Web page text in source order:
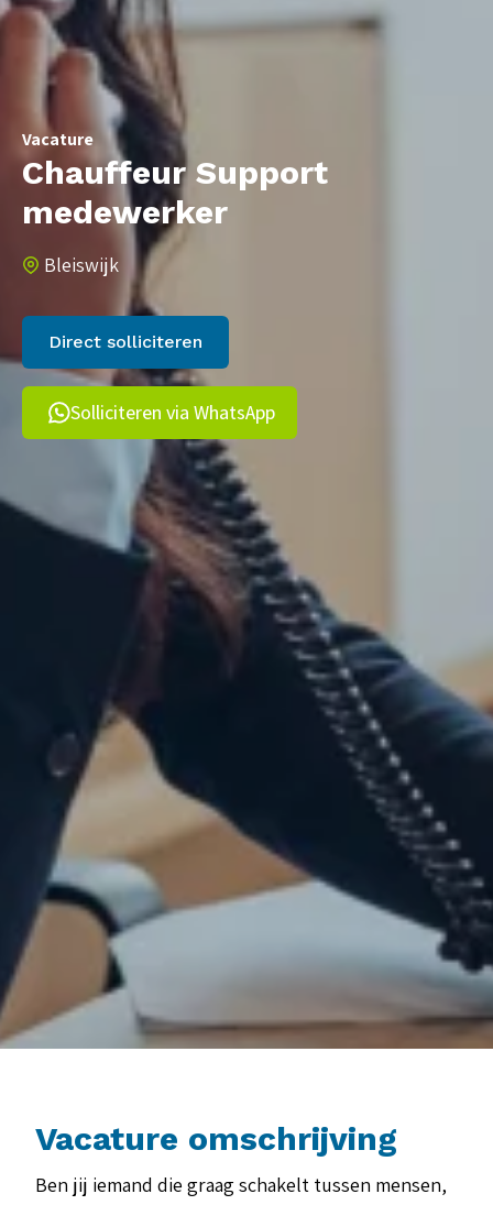
Vacature
Chauffeur Support
medewerker
Bleiswijk
Direct solliciteren
Solliciteren via WhatsApp
Vacature omschrijving
Ben jij iemand die graag schakelt tussen mensen,